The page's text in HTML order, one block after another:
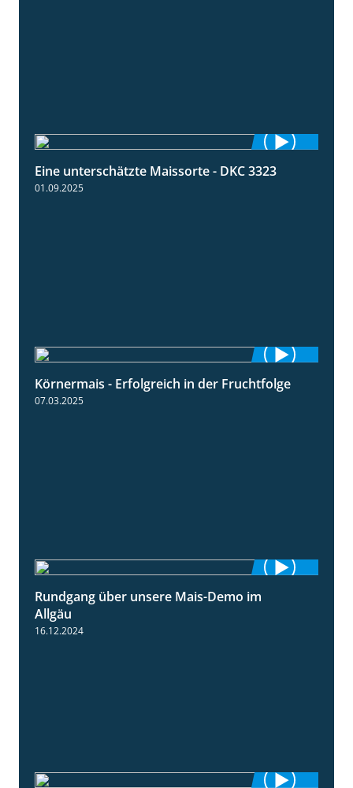
2:12
Eine unterschätzte Maissorte - DKC 3323
01.09.2025
2:31
Körnermais - Erfolgreich in der Fruchtfolge
07.03.2025
Rundgang über unsere Mais-Demo im
Allgäu
16.12.2024